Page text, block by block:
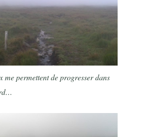
me permettent de progresser dans